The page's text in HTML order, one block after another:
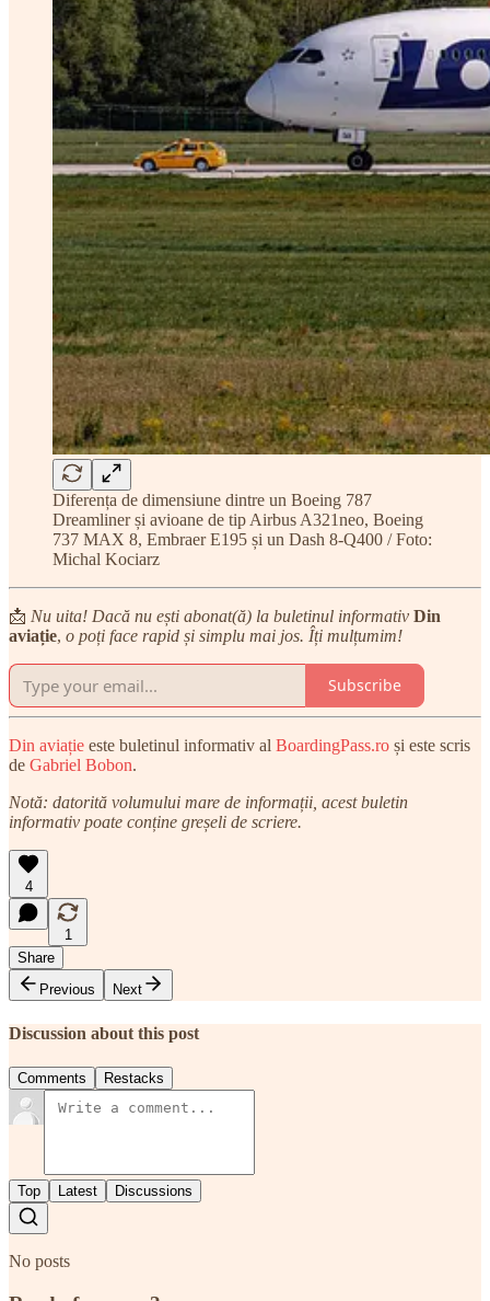
Diferența de dimensiune dintre un Boeing 787
Dreamliner și avioane de tip Airbus A321neo, Boeing
737 MAX 8, Embraer E195 și un Dash 8-Q400 / Foto:
Michal Kociarz
📩 Nu uita! Dacă nu ești abonat(ă) la buletinul informativ Din
aviație, o poți face rapid și simplu mai jos. Îți mulțumim!
Subscribe
Din aviație este buletinul informativ al BoardingPass.ro și este scris
de Gabriel Bobon.
Notă: datorită volumului mare de informații, acest buletin
informativ poate conține greșeli de scriere.
4
1
Share
Previous
Next
Discussion about this post
Comments Restacks
Top Latest Discussions
No posts